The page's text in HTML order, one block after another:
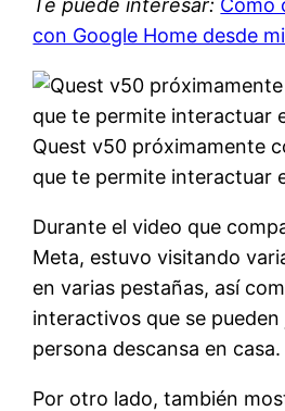
con Google Home desde
Quest v50 próximamente
que te permite interactuar
Durante el video que
Meta, estuvo visitando
en varias pestañas, así
interactivos que se
persona descansa en casa.
Por otro lado, también